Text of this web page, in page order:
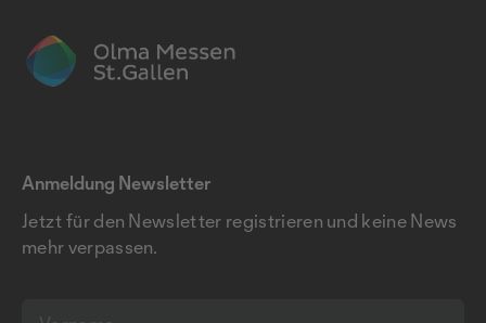
Anmeldung Newsletter
Jetzt für den Newsletter registrieren und keine News
mehr verpassen.